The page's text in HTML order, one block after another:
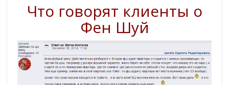
Что говорят клиенты о
Фен Шуй